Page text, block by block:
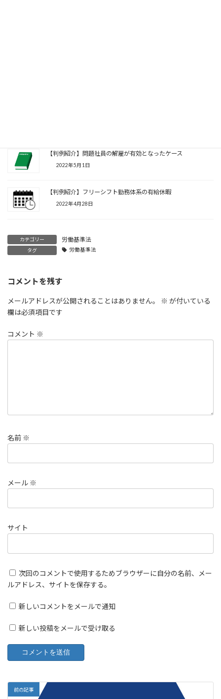
【判例紹介】問題社員の解雇が有効となったケース
2022年5月1日
【判例紹介】フリーシフト勤務体系の有給休暇
2022年4月28日
カテゴリー 労働基準法
タグ 労働基準法
コメントを残す
メールアドレスが公開されることはありません。 ※ が付いている
欄は必須項目です
コメント ※
名前 ※
メール ※
サイト
次回のコメントで使用するためブラウザーに自分の名前、メー
ルアドレス、サイトを保存する。
新しいコメントをメールで通知
新しい投稿をメールで受け取る
前の記事